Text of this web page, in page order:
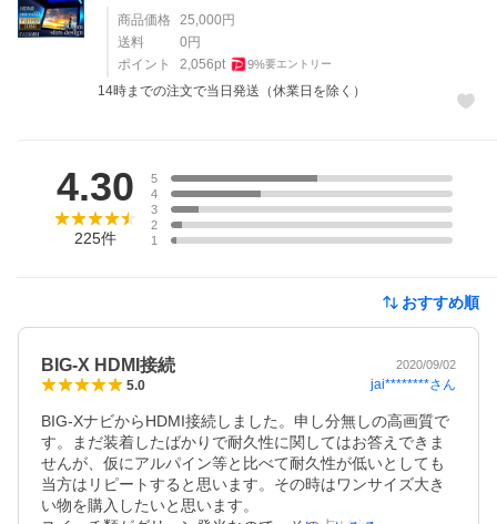
商品価格 25,000 円
送料
0 円
ポイント
2,056pt 9%要エントリー
14時までの注文で当日発送（休業日を除く）
4.30
225件
5
4
3
2
1
おすすめ順
BIG-X HDMI接続 2020/09/02
5.0 jai********さん
BIG-XナビからHDMI接続しました。申し分無しの高画質で
す。まだ装着したばかりで耐久性に関してはお答えできま
せんが、仮にアルパイン等と比べて耐久性が低いとしても
当方はリピートすると思います。その時はワンサイズ大き
い物を購入したいと思います。